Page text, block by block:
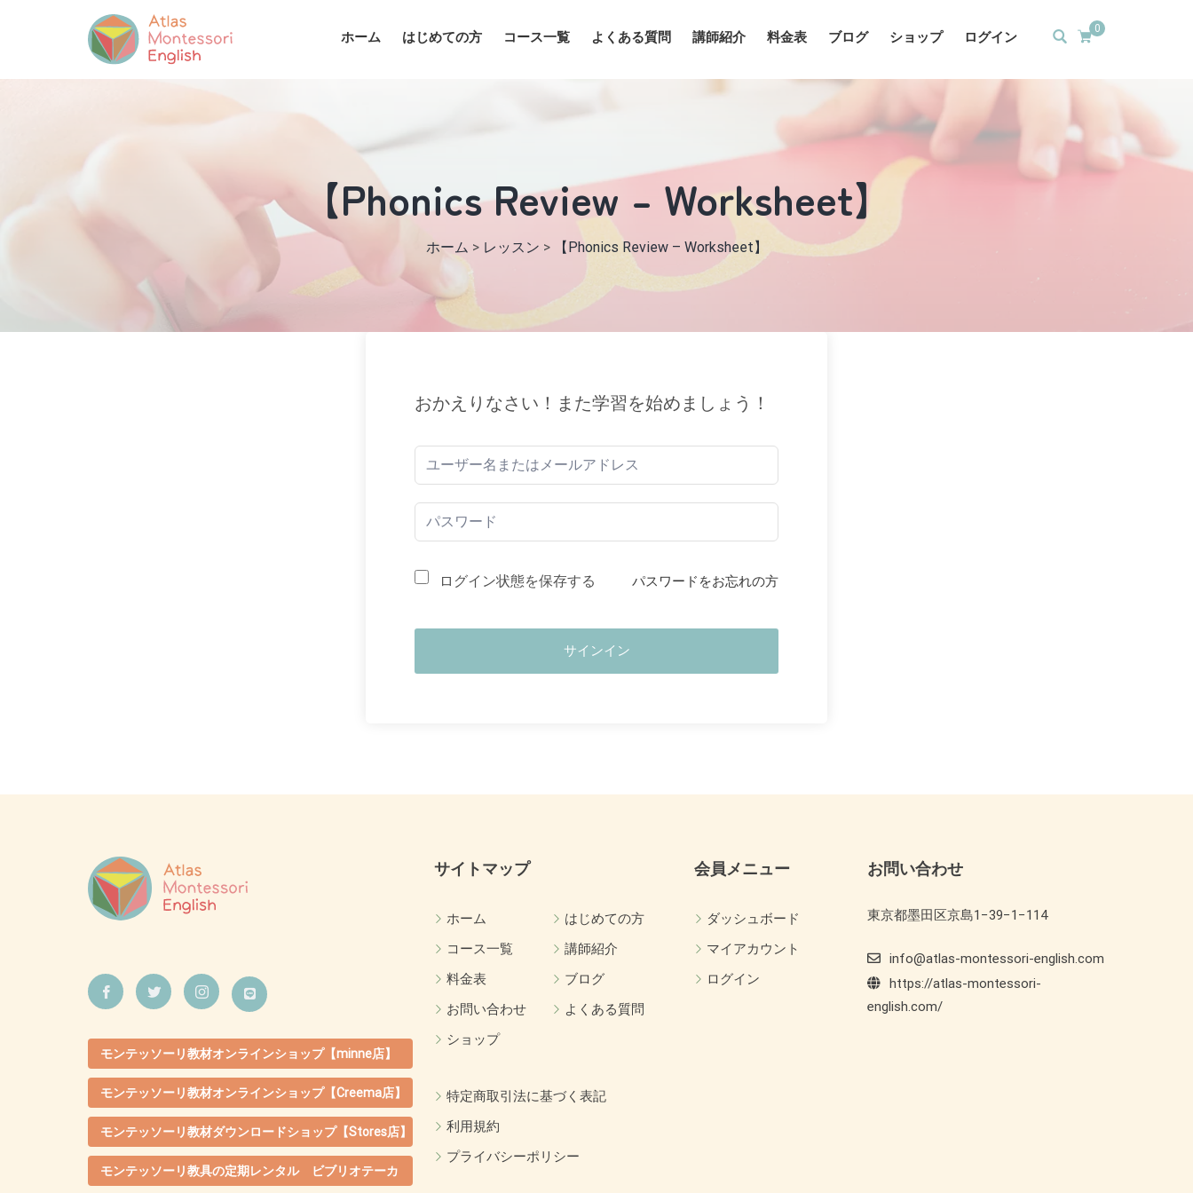
0
ホーム はじめての方 コース一覧 よくある質問 講師紹介 料金表 ブログ ショップ ログイン
【Phonics Review – Worksheet】
ホーム > レッスン > 【Phonics Review – Worksheet】
おかえりなさい！また学習を始めましょう！
ログイン状態を保存する パスワードをお忘れの方
サインイン
モンテッソーリ教材オンラインショップ【minne店】
モンテッソーリ教材オンラインショップ【Creema店】
モンテッソーリ教材ダウンロードショップ【Stores店】
モンテッソーリ教具の定期レンタル ビブリオテーカ
サイトマップ
ホーム
はじめての方
コース一覧
講師紹介
料金表
ブログ
お問い合わせ
よくある質問
ショップ
特定商取引法に基づく表記
利用規約
プライバシーポリシー
会員メニュー
ダッシュボード
マイアカウント
ログイン
お問い合わせ
東京都墨田区京島1−39−1−114
info@atlas-montessori-english.com
https://atlas-montessori-
english.com/